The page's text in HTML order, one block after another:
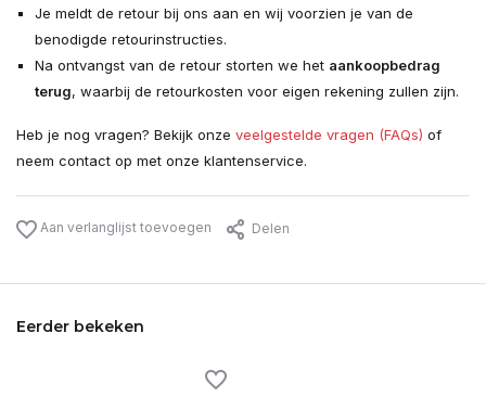
Je meldt de retour bij ons aan en wij voorzien je van de
benodigde retourinstructies.
Na ontvangst van de retour storten we het aankoopbedrag
terug, waarbij de retourkosten voor eigen rekening zullen zijn.
Heb je nog vragen? Bekijk onze veelgestelde vragen (FAQs) of
neem contact op met onze klantenservice.
Aan verlanglijst toevoegen Delen
Eerder bekeken